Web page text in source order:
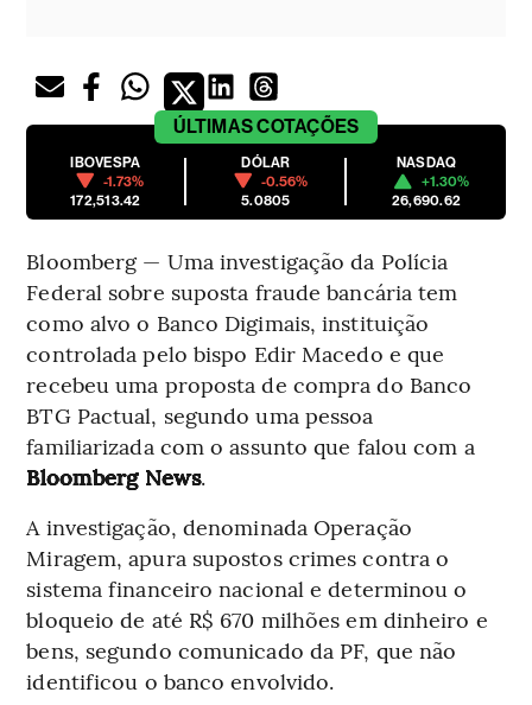
ÚLTIMASCOTAÇÕES
IBOVESPA
-1.73%
172,513.42
DÓLAR
-0.56%
5.0805
NASDAQ
+1.30%
26,690.62
Bloomberg — Uma investigação da Polícia
Federal sobre suposta fraude bancária tem
como alvo o Banco Digimais, instituição
controlada pelo bispo Edir Macedo e que
recebeu uma proposta de compra do Banco
BTG Pactual, segundo uma pessoa
familiarizada com o assunto que falou com a
Bloomberg News.
A investigação, denominada Operação
Miragem, apura supostos crimes contra o
sistema financeiro nacional e determinou o
bloqueio de até R$ 670 milhões em dinheiro e
bens, segundo comunicado da PF, que não
identificou o banco envolvido.